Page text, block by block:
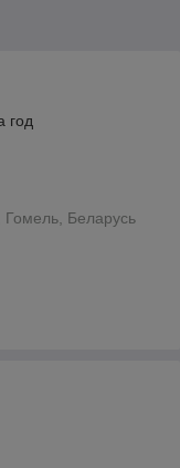
год
Беларусь